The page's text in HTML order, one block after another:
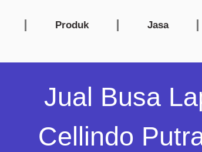
Produk Jasa
Jual Busa
Cellindo